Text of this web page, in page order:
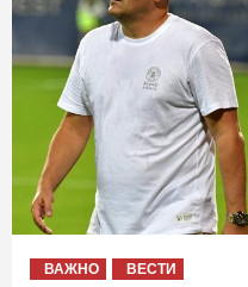
ВАЖНО ВЕСТИ